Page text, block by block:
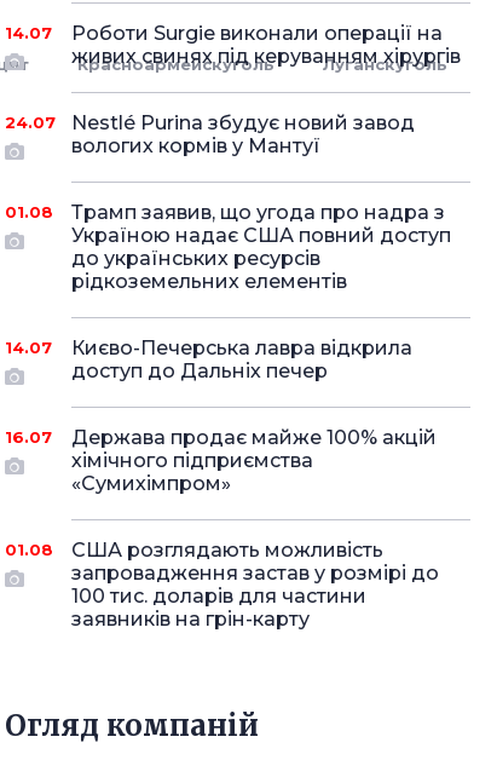
Красноармейскуголь Луганскуголь
14.07
Роботи Surgie виконали операції на
живих свинях під керуванням хірургів
24.07
Nestlé Purina збудує новий завод
вологих кормів у Мантуї
01.08
Трамп заявив, що угода про надра з
Україною надає США повний доступ
до українських ресурсів
рідкоземельних елементів
14.07
Києво-Печерська лавра відкрила
доступ до Дальніх печер
16.07
Держава продає майже 100% акцій
хімічного підприємства
«Сумихімпром»
01.08
США розглядають можливість
запровадження застав у розмірі до
100 тис. доларів для частини
заявників на грін-карту
Огляд компаній